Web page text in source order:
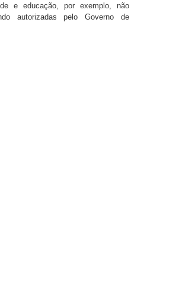
e educação, por exemplo, não
autorizadas pelo Governo de